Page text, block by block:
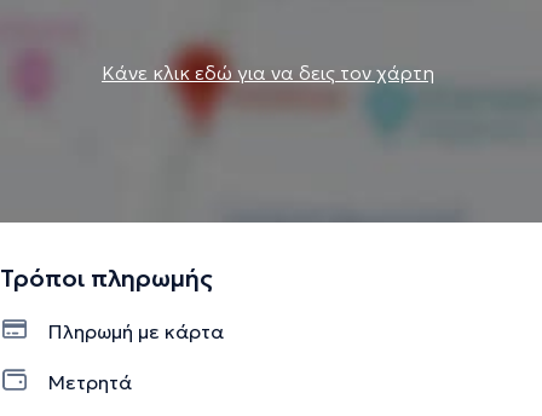
Κάνε κλικ εδώ για να δεις τον χάρτη
Τρόποι πληρωμής
Πληρωμή με κάρτα
Μετρητά